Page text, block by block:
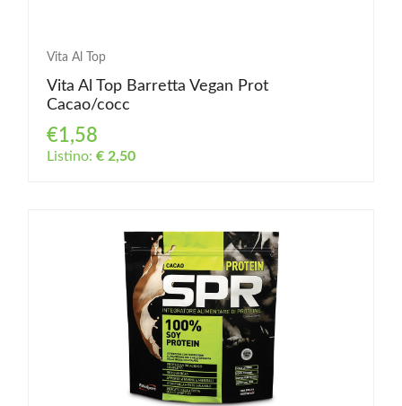
Vita Al Top
Vita Al Top Barretta Vegan Prot
Cacao/cocc
€1,58
Listino: € 2,50